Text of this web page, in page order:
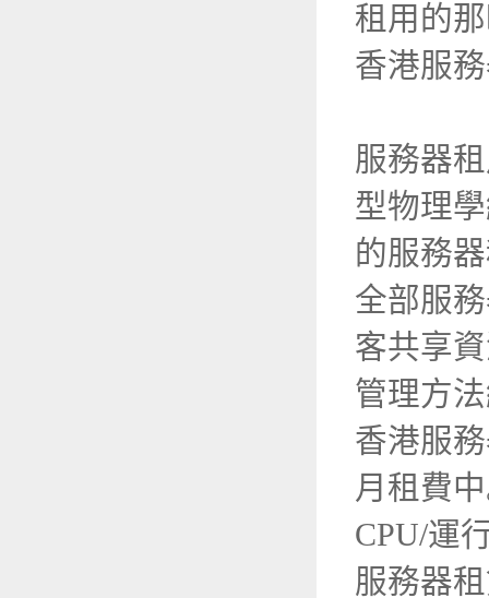
租用的
香港服
服務器
型物理
的服務
全部服
客共享
管理方
香港服
月租費
CPU/運
服務器